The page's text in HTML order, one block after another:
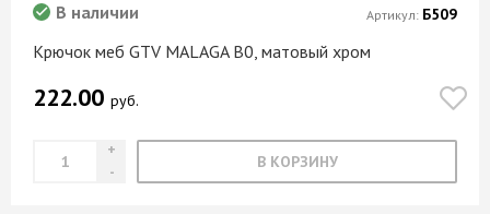
Крючок меб GTV MALAGA B0, матовый хром
В наличии
222.00 руб.
В КОРЗИНУ
Артикул: Б509